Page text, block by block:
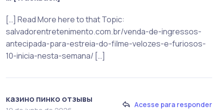
[…] Read More here to that Topic:
salvadorentretenimento.com.br/venda-de-ingressos-
antecipada-para-estreia-do-filme-velozes-e-furiosos-
10-inicia-nesta-semana/ […]
казино пинко отзывы
Acesse para responder